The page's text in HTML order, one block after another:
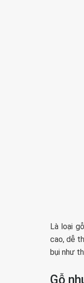
Là loại
cao, dễ
bụi như
Gỗ